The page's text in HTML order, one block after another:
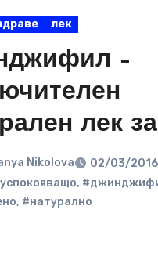
лек
–
лек
Nikolova
02/03/2016
,
, #натурално